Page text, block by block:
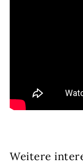
Weitere